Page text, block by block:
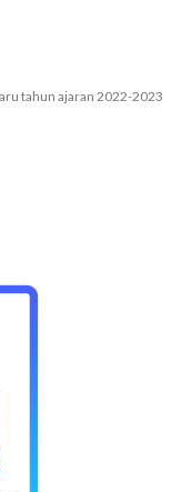
tahun ajaran 2022-2023